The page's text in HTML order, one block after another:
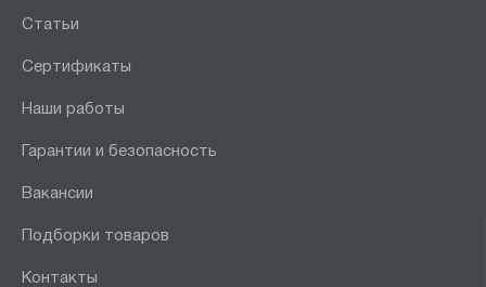
Статьи
Сертификаты
Наши работы
Гарантии и безопасность
Вакансии
Подборки товаров
Контакты